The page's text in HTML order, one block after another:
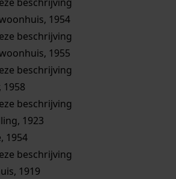
1954
beschrijving
1955
beschrijving
1958
beschrijving
1923
1954
beschrijving
1919